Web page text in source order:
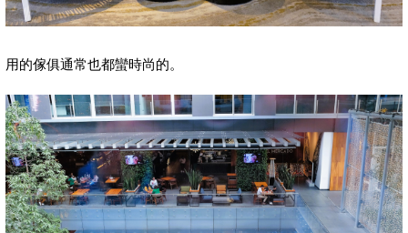
用的傢俱通常也都蠻時尚的。